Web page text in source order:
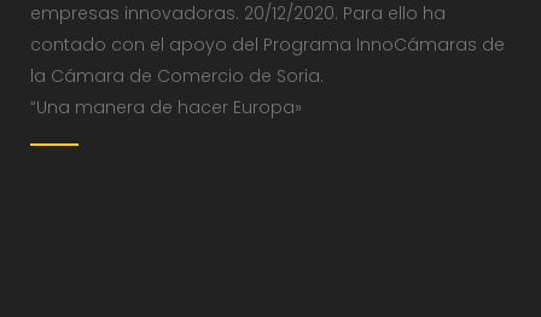
empresas innovadoras. 20/12/2020. Para ello ha
contado con el apoyo del Programa InnoCámaras de
la Cámara de Comercio de Soria.
“Una manera de hacer Europa»